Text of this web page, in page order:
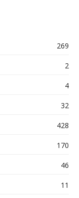
269
2
4
32
428
170
46
11